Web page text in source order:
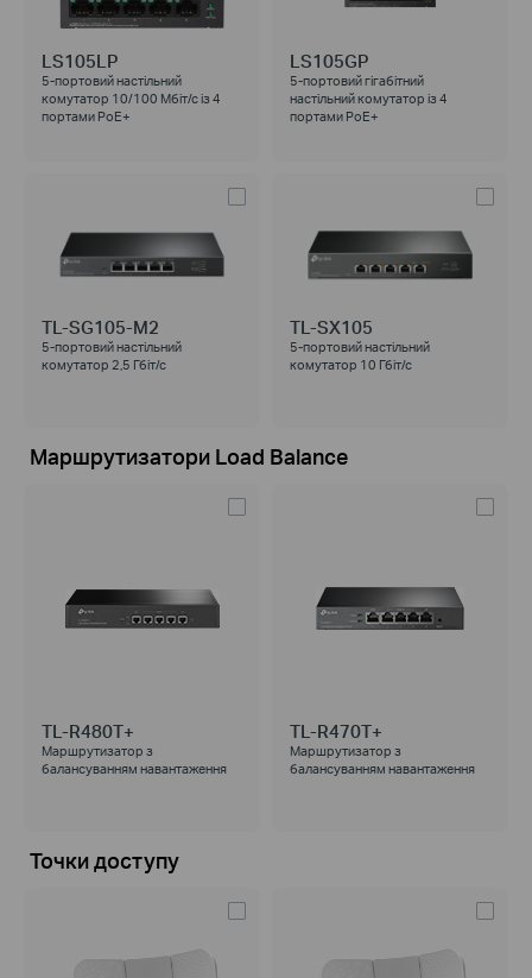
LS105LP
5-портовий настільний
комутатор 10/100 Мбіт/с із 4
портами PoE+
LS105GP
5-портовий гігабітний
настільний комутатор із 4
портами PoE+
TL-SG105-M2
5-портовий настільний
комутатор 2,5 Гбіт/с
TL-SX105
5-портовий настільний
комутатор 10 Гбіт/с
Маршрутизатори Load Balance
TL-R480T+
Маршрутизатор з
балансуванням навантаження
TL-R470T+
Маршрутизатор з
балансуванням навантаження
Точки доступу